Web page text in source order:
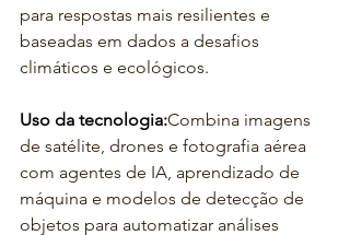
para respostas mais resilientes e
baseadas em dados a desafios
climáticos e ecológicos.
Uso da tecnologia:Combina imagens
de satélite, drones e fotografia aérea
com agentes de IA, aprendizado de
máquina e modelos de detecção de
objetos para automatizar análises